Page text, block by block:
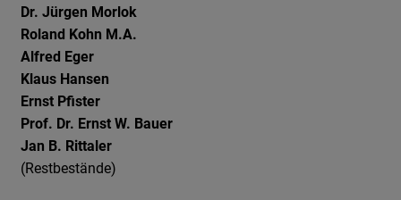
Dr. Jürgen Morlok
Roland Kohn M.A.
Alfred Eger
Klaus Hansen
Ernst Pfister
Prof. Dr. Ernst W. Bauer
Jan B. Rittaler
(Restbestände)